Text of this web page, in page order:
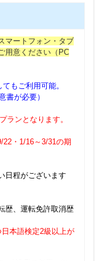
マートフォン・タブ
用意ください（PC
もご利用可能。
書が必要）
ランとなります。
・1/16～3/31の期
日程がございます
歴、運転免許取消歴
本語検定2級以上が